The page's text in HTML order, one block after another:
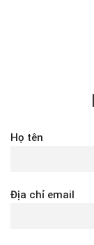
Họ tên
Địa chỉ email